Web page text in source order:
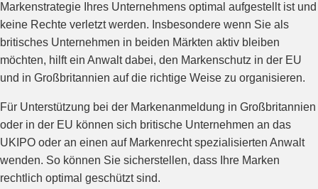
Markenstrategie Ihres Unternehmens optimal aufgestellt ist und
keine Rechte verletzt werden. Insbesondere wenn Sie als
britisches Unternehmen in beiden Märkten aktiv bleiben
möchten, hilft ein Anwalt dabei, den Markenschutz in der EU
und in Großbritannien auf die richtige Weise zu organisieren.
Für Unterstützung bei der Markenanmeldung in Großbritannien
oder in der EU können sich britische Unternehmen an das
UKIPO oder an einen auf Markenrecht spezialisierten Anwalt
wenden. So können Sie sicherstellen, dass Ihre Marken
rechtlich optimal geschützt sind.